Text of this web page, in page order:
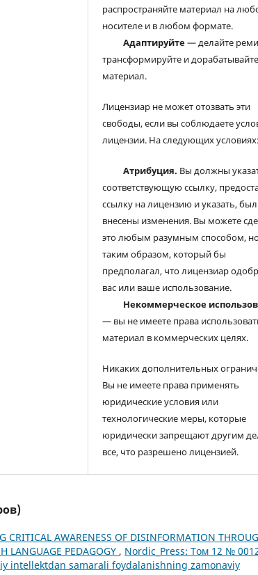
распространяйте материал на
носителе и в любом формате.
Адаптируйте— делайте
трансформируйте и дорабатывайте
материал.
Лицензиар не может отозвать эти
свободы, если вы соблюдаете
лицензии. На следующих условиях:
Атрибуция. Вы должны
соответствующую ссылку,
ссылку на лицензию и указать,
внесены изменения. Вы можете
это любым разумным способом,
таким образом, который бы
предполагал, что лицензиар
вас или ваше использование.
Некоммерческое
— вы не имеете права
материал в коммерческих целях.
Никаких дополнительных
Вы не имеете права применять
юридические условия или
технологические меры, которые
юридически запрещают другим
все, что разрешено лицензией.
CRITICAL AWARENESS OF DISINFORMATION
LANGUAGE PEDAGOGY , Nordic_Press: Том 12 №
intellektdan samarali foydalanishning zamonaviy